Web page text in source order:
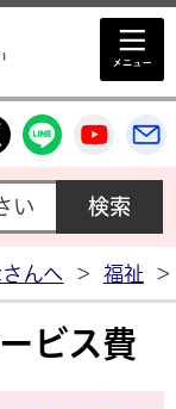
市公式
高萩市公式X
高萩市
高
んへ > 福祉 >
ビス費